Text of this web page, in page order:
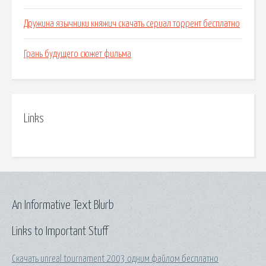
Дружина язычники княжич скачать сериал торрент бесплатно
Грань будущего сюжет фильма
Links
Links to Important Stuff
Скачать unreal tournament 2003 одним файлом бесплатно
An Informative Text Blurb